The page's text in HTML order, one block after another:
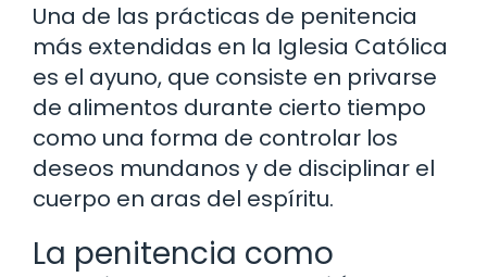
Una de las prácticas de penitencia
más extendidas en la Iglesia Católica
es el ayuno, que consiste en privarse
de alimentos durante cierto tiempo
como una forma de controlar los
deseos mundanos y de disciplinar el
cuerpo en aras del espíritu.
La penitencia como